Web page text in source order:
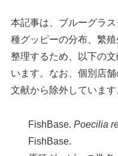
本記事は、ブルーグラ
種グッピーの分布、繁
整理するため、以下の
います。なお、個別店
文献から除外しています
FishBase.Poecilia
FishBase.